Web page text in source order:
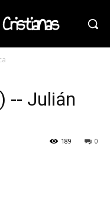
-- Julián
0
189